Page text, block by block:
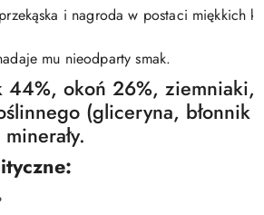
i nagroda w postaci miękkich
mu nieodparty smak.
44%, okoń 26%,
(gliceryna, błonnik